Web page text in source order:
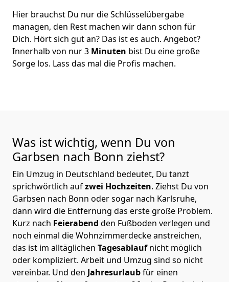
Hier brauchst Du nur die Schlüsselübergabe
managen, den Rest machen wir dann schon für
Dich. Hört sich gut an? Das ist es auch. Angebot?
Innerhalb von nur 3 Minuten bist Du eine große
Sorge los. Lass das mal die Profis machen.
Was ist wichtig, wenn Du von
Garbsen nach Bonn ziehst?
Ein Umzug in Deutschland bedeutet, Du tanzt
sprichwörtlich aufzwei Hochzeiten. Ziehst Du von
Garbsen nach Bonn oder sogar nach Karlsruhe,
dann wird die Entfernung das erste große Problem.
Kurz nach Feierabend den Fußboden verlegen und
noch einmal die Wohnzimmerdecke anstreichen,
das ist im alltäglichen Tagesablaufnicht möglich
oder kompliziert. Arbeit und Umzug sind so nicht
vereinbar. Und den Jahresurlaubfür einen